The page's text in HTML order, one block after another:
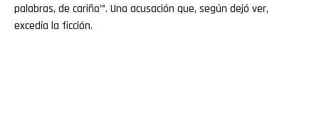
palabras, de cariño’”. Una acusación que, según dejó ver,
excedía la ficción.